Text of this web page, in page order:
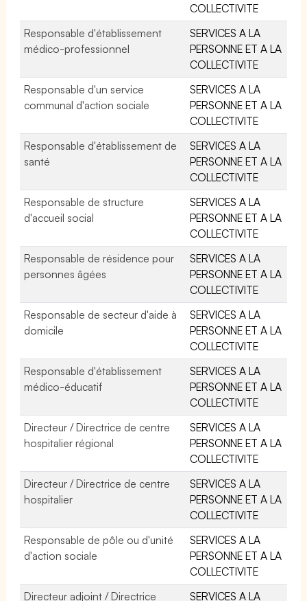
COLLECTIVITE
Responsable d'établissement
médico-professionnel
SERVICES A LA
PERSONNE ET A LA
COLLECTIVITE
Responsable d'un service
communal d'action sociale
SERVICES A LA
PERSONNE ET A LA
COLLECTIVITE
Responsable d'établissement de
santé
SERVICES A LA
PERSONNE ET A LA
COLLECTIVITE
Responsable de structure
d'accueil social
SERVICES A LA
PERSONNE ET A LA
COLLECTIVITE
Responsable de résidence pour
personnes âgées
SERVICES A LA
PERSONNE ET A LA
COLLECTIVITE
Responsable de secteur d'aide à
domicile
SERVICES A LA
PERSONNE ET A LA
COLLECTIVITE
Responsable d'établissement
médico-éducatif
SERVICES A LA
PERSONNE ET A LA
COLLECTIVITE
Directeur / Directrice de centre
hospitalier régional
SERVICES A LA
PERSONNE ET A LA
COLLECTIVITE
Directeur / Directrice de centre
hospitalier
SERVICES A LA
PERSONNE ET A LA
COLLECTIVITE
Responsable de pôle ou d'unité
d'action sociale
SERVICES A LA
PERSONNE ET A LA
COLLECTIVITE
Directeur adjoint / Directrice
SERVICES A LA